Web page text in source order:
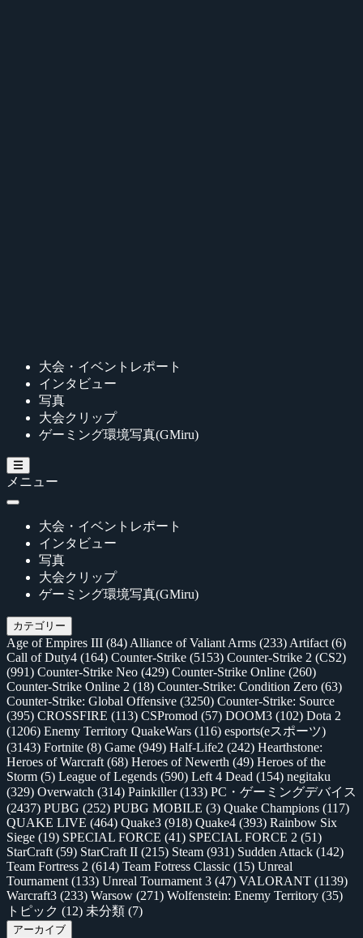
大会・イベントレポート
インタビュー
写真
大会クリップ
ゲーミング環境写真(GMiru)
メニュー
大会・イベントレポート
インタビュー
写真
大会クリップ
ゲーミング環境写真(GMiru)
カテゴリー
Age of Empires III (84) Alliance of Valiant Arms (233) Artifact (6)
Call of Duty4 (164) Counter-Strike (5153) Counter-Strike 2 (CS2)
(991) Counter-Strike Neo (429) Counter-Strike Online (260)
Counter-Strike Online 2 (18) Counter-Strike: Condition Zero (63)
Counter-Strike: Global Offensive (3250) Counter-Strike: Source
(395) CROSSFIRE (113) CSPromod (57) DOOM3 (102) Dota 2
(1206) Enemy Territory QuakeWars (116) esports(eスポーツ)
(3143) Fortnite (8) Game (949) Half-Life2 (242) Hearthstone:
Heroes of Warcraft (68) Heroes of Newerth (49) Heroes of the
Storm (5) League of Legends (590) Left 4 Dead (154) negitaku
(329) Overwatch (314) Painkiller(133) PC・ゲーミングデバイス
(2437) PUBG (252) PUBG MOBILE (3) Quake Champions (117)
QUAKE LIVE (464) Quake3 (918) Quake4 (393) Rainbow Six
Siege (19) SPECIAL FORCE (41) SPECIAL FORCE 2 (51)
StarCraft (59) StarCraft II (215) Steam (931) Sudden Attack (142)
Team Fortress 2 (614) Team Fotress Classic (15) Unreal
Tournament (133) Unreal Tournament 3 (47) VALORANT (1139)
Warcraft3 (233) Warsow (271) Wolfenstein: Enemy Territory (35)
トピック (12) 未分類 (7)
アーカイブ